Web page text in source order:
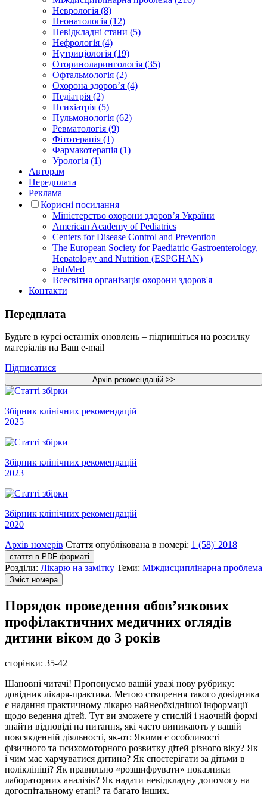
Неврологія (8)
Неонатологія (12)
Невідкладні стани (5)
Нефрологія (4)
Нутриціологія (19)
Оториноларингологія (35)
Офтальмологія (2)
Охорона здоров’я (4)
Педіатрія (2)
Психіатрія (5)
Пульмонологія (62)
Ревматологія (9)
Фітотерапія (1)
Фармакотерапія (1)
Урологія (1)
Авторам
Передплата
Реклама
Корисні посилання
Міністерство охорони здоров’я України
American Academy of Pediatrics
Centers for Disease Control and Prevention
The European Society for Paediatric Gastroenterology,
Hepatology and Nutrition (ESPGHAN)
PubMed
Всесвітня організація охорони здоров'я
Контакти
Передплата
Будьте в курсі останніх оновлень – підпишіться на розсилку
матеріалів на Ваш e-mail
Підписатися
Збірник клінічних рекомендацій
2025
Збірник клінічних рекомендацій
2023
Збірник клінічних рекомендацій
2020
Архів номерів Стаття опублікована в номері: 1 (58)' 2018
стаття в PDF-форматі
Розділи: Лікарю на замітку Теми: Міждисциплінарна проблема
Зміст номера
Порядок проведення обов’язкових
профілактичних медичних оглядів
дитини віком до 3 років
сторінки: 35-42
Шановні читачі! Пропонуємо вашій увазі нову рубрику:
довідник лікаря-практика. Метою створення такого довідника
є надання практичному лікарю найнеобхіднішої інформації
щодо ведення дітей. Тут ви зможете у стислій і наочній формі
знайти відповіді на питання, які часто виникають у вашій
повсякденній діяльності, як-от: Якими є особливості
фізичного та психомоторного розвитку дітей різного віку? Як
і чим має харчуватися дитина? Як спостерігати за дітьми в
поліклініці? Як правильно «розшифрувати» показники
лабораторних аналізів? Як надати невідкладну допомогу на
догоспітальному етапі? та багато інших.